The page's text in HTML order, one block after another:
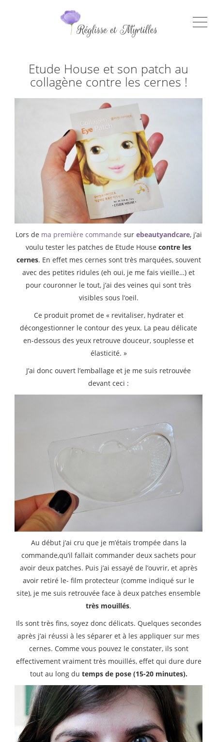
Etude House et son patch au
collagène contre les cernes !
Lors de ma première commande sur ebeautyandcare, j’ai
voulu tester les patches de Etude House contre les
cernes. En effet mes cernes sont très marquées, souvent
avec des petites ridules (eh oui, je me fais vieille…) et
pour couronner le tout, j’ai des veines qui sont très
visibles sous l’oeil.
Ce produit promet de « revitaliser, hydrater et
décongestionner le contour des yeux. La peau délicate
en-dessous des yeux retrouve douceur, souplesse et
élasticité. »
J’ai donc ouvert l’emballage et je me suis retrouvée
devant ceci :
Au début j’ai cru que je m’étais trompée dans la
commande,qu’il fallait commander deux sachets pour
avoir deux patches. Puis j’ai essayé de l’ouvrir, et après
avoir retiré le- film protecteur (comme indiqué sur le
site), je me suis retrouvée face à deux patches ensemble
très mouillés.
Ils sont très fins, soyez donc délicats. Quelques secondes
après j’ai réussi à les séparer et à les appliquer sur mes
cernes. Comme vous pouvez le constater, ils sont
effectivement vraiment très mouillés, effet qui dure dure
tout au long du temps de pose (15-20 minutes).